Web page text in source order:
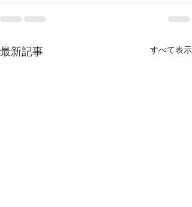
最新記事 すべて表示